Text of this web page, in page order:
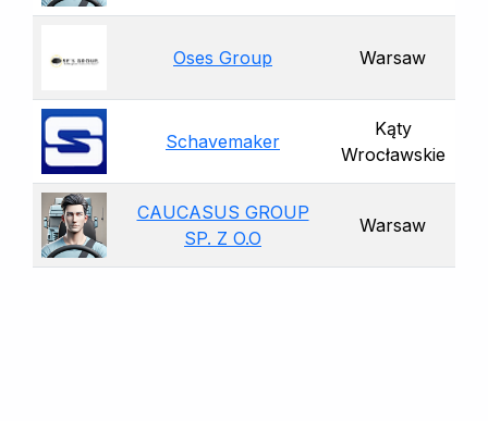
Oses Group Warsaw
Schavemaker
Kąty
Wrocławskie
CAUCASUS GROUP
SP. Z O.O
Warsaw